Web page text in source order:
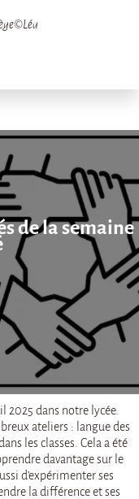
de la semaine
2025 dans notre lycée.
ateliers : langue des
les classes. Cela a été
davantage sur le
d’expérimenter ses
la différence et ses